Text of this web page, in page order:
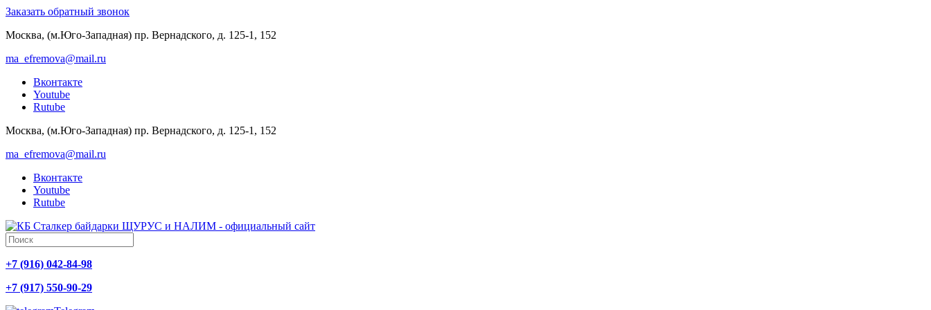
Заказать обратный звонок
Москва, (м.Юго-Западная) пр. Вернадского, д. 125-1, 152
ma_efremova@mail.ru
Вконтакте
Youtube
Rutube
Москва, (м.Юго-Западная) пр. Вернадского, д. 125-1, 152
ma_efremova@mail.ru
Вконтакте
Youtube
Rutube
+7 (916) 042-84-98
+7 (917) 550-90-29